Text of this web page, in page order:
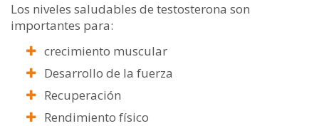
Los niveles saludables de testosterona son
importantes para:
crecimiento muscular
Desarrollo de la fuerza
Recuperación
Rendimiento físico